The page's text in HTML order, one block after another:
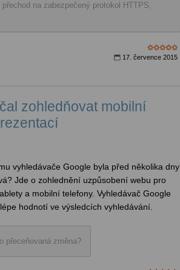
na zabezpečený protokol HTTPS,
17. července 2015
zohledňovat mobilní
vyhledávače Google byla před několika dny
Jde o zohlednění uzpůsobení webu pro
a mobilní telefony. Vyhledávač Google
hodnotí ve výsledcích vyhledávání.
přeceňovaná změna?